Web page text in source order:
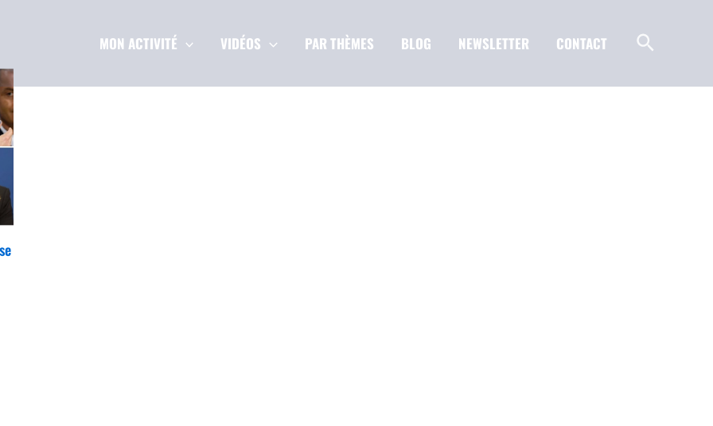
MON ACTIVITÉ VIDÉOS PAR THÈMES BLOG NEWSLETTER CONTACT